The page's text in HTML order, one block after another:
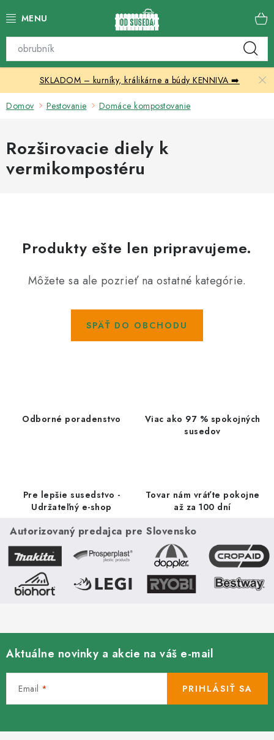
na
Katalóg produktov
Skleníky
Chovateľské potreby
Kontakty
Kachle
SKLADOM – kurníky, králikárne a búdy KENNIVA ➡️
Domov Pestovanie Domáce kompostovanie
Rozširovacie diely k
vermikompostéru
Produkty ešte len pripravujeme.
Môžete sa ale pozrieť na ostatné kategórie.
SPÄŤ DO OBCHODU
Odborné poradenstvo
Viac ako 97 % spokojných
susedov
Pre lepšie susedstvo -
Udržateľný e-shop
Tovar nám vráťte pokojne
až za 100 dní
Autorizovaný predajca pre Slovensko
Aktuálne novinky a akcie na váš e-mail
Email PRIHLÁSIŤ SA